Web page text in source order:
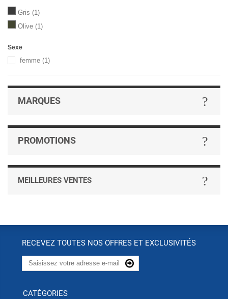
Gris (1)
Olive (1)
Sexe
femme (1)
MARQUES
PROMOTIONS
MEILLEURES VENTES
RECEVEZ TOUTES NOS OFFRES ET EXCLUSIVITÉS
CATÉGORIES